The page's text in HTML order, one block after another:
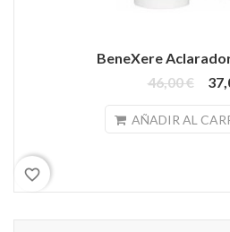
BeneXere
46,00 €
AÑADIR AL
favorite_border